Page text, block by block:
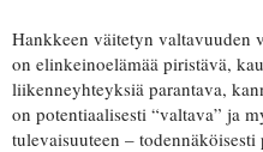
Hankkeen väitetyn valtavuuden
on elinkeinoelämää piristävä,
liikenneyhteyksiä parantava,
on potentiaalisesti “valtava” ja
tulevaisuuteen –